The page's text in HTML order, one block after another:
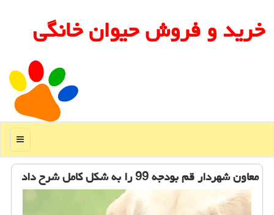
خرید و فروش حیوان خانگی
منو
معاون شهردار قم بودجه 99 را به شكل كامل شرح داد